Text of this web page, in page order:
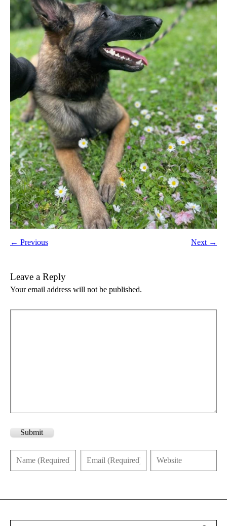
← Previous Next →
Leave a Reply
Your email address will not be published.
Submit